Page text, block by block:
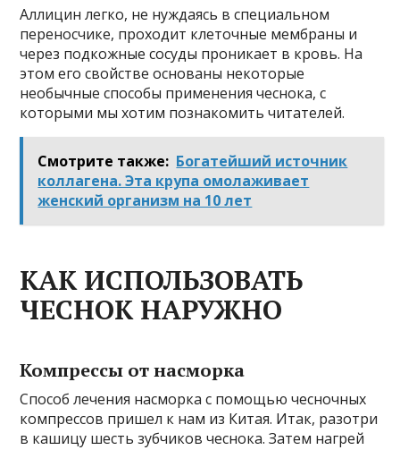
Аллицин легко, не нуждаясь в специальном
переносчике, проходит клеточные мембраны и
через подкожные сосуды проникает в кровь. На
этом его свойстве основаны некоторые
необычные способы применения чеснока, с
которыми мы хотим познакомить читателей.
Смотрите также: Богатейший источник
коллагена. Эта крупа омолаживает
женский организм на 10 лет
КАК ИСПОЛЬЗОВАТЬ
ЧЕСНОК НАРУЖНО
Компрессы от насморка
Способ лечения насморка с помощью чесночных
компрессов пришел к нам из Китая. Итак, разотри
в кашицу шесть зубчиков чеснока. Затем нагрей